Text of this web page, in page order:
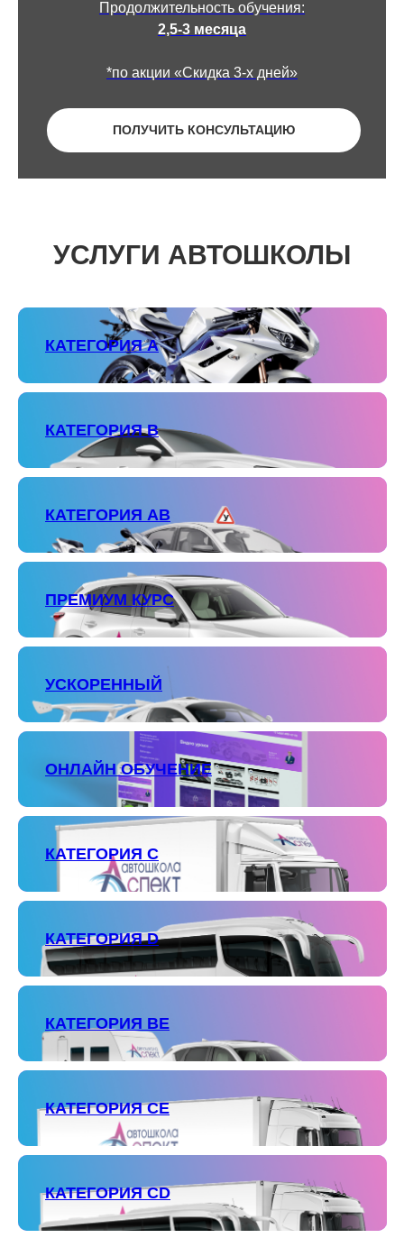
Продолжительность обучения:
2,5-3 месяца
*по акции «Скидка 3-х дней»
ПОЛУЧИТЬ КОНСУЛЬТАЦИЮ
УСЛУГИ АВТОШКОЛЫ
КАТЕГОРИЯ А
КАТЕГОРИЯ В
КАТЕГОРИЯ АВ
ПРЕМИУМ КУРС
УСКОРЕННЫЙ
ОНЛАЙН ОБУЧЕНИЕ
КАТЕГОРИЯ С
КАТЕГОРИЯ D
КАТЕГОРИЯ ВЕ
КАТЕГОРИЯ СЕ
КАТЕГОРИЯ СD